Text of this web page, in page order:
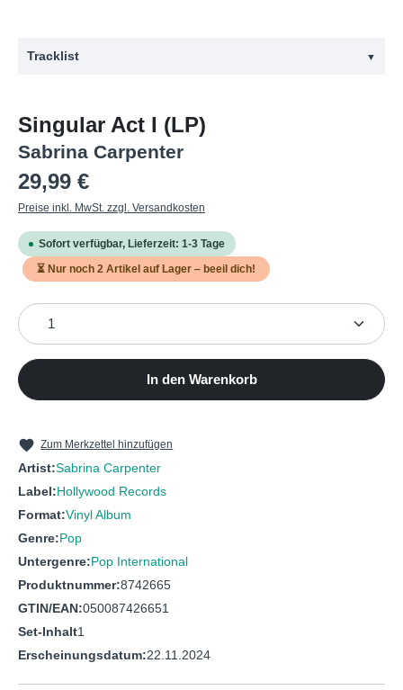
Tracklist ▼
1 Almost Love
2 Paris
3 Hold Tight
4 Sue Me
5 prfct
6 Bad Time
7
8 Diamonds Are Forever
Singular Act I (LP)
Sabrina Carpenter
Regulärer Preis:
29,99 €
Preise inkl. MwSt. zzgl. Versandkosten
Sofort verfügbar, Lieferzeit: 1-3 Tage
⏳ Nur noch 2 Artikel auf Lager – beeil dich!
Produkt Anzahl: Gib den gewünschten Wert ein
In den Warenkorb
Zum Merkzettel hinzufügen
Artist:Sabrina Carpenter
Label:Hollywood Records
Format:Vinyl Album
Genre:Pop
Untergenre:Pop International
Produktnummer:8742665
GTIN/EAN:050087426651
Set-Inhalt1
Erscheinungsdatum:22.11.2024